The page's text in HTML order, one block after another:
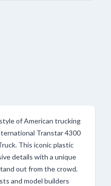
of American trucking
Transtar 4300
This iconic plastic
details with a unique
out from the crowd.
and model builders